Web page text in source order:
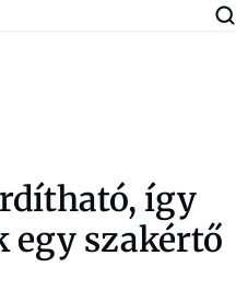
így
egy szakértő